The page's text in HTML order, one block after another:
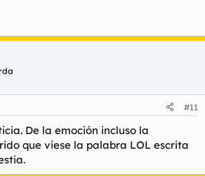
#11
De la emoción incluso la
que viese la palabra LOL escrita